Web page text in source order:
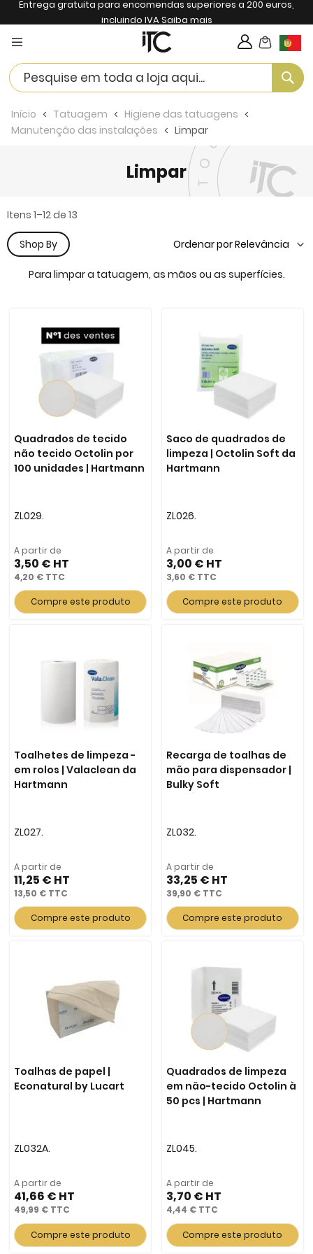
Entrega gratuita para encomendas superiores a 200 euros,
incluindo IVASaiba mais
My Cart
Início Tatuagem
Higiene das tatuagens
Manutenção das instalações
Limpar
Limpar
Para limpar a tatuagem, as mãos ou as superfícies.
Itens 1–12de 13
Quadrados de tecido
não tecido Octolin por
100 unidades | Hartmann
ZL029.
A partir de
3,50 €
4,20 €
Compre este produto
Saco de quadrados de
limpeza | Octolin Soft da
Hartmann
ZL026.
A partir de
3,00 €
3,60 €
Compre este produto
Toalhetes de limpeza -
em rolos | Valaclean da
Hartmann
ZL027.
A partir de
11,25 €
13,50 €
Compre este produto
Recarga de toalhas de
mão para dispensador |
Bulky Soft
ZL032.
A partir de
33,25 €
39,90 €
Compre este produto
Toalhas de papel |
Econatural by Lucart
ZL032A.
A partir de
41,66 €
49,99 €
Compre este produto
Quadrados de limpeza
em não-tecido Octolin à
50 pcs | Hartmann
ZL045.
A partir de
3,70 €
4,44 €
Compre este produto
Shop By